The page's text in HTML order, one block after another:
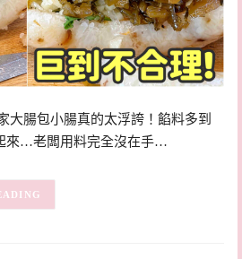
大腸包小腸真的太浮誇！餡料多到
來…老闆用料完全沒在手…